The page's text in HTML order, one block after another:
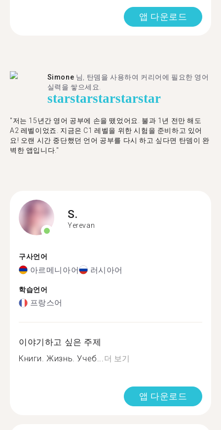
앱 다운로드
Simone 님, 탄뎀을 사용하여 커리어에 필요한 영어
실력을 쌓으세요.
starstarstarstarstar
"저는 15년간 영어 공부에 손을 뗐었어요. 불과 1년 전만 해도
A2 레벨이었죠. 지금은 C1 레벨을 위한 시험을 준비하고 있어
요! 오랜 시간 중단했던 언어 공부를 다시 하고 싶다면 탄뎀이 완
벽한 앱입니다."
S.
Yerevan
구사언어
아르메니아어 러시아어
학습언어
프랑스어
이야기하고 싶은 주제
Книги. Жизнь. Учеб...더 보기
앱 다운로드